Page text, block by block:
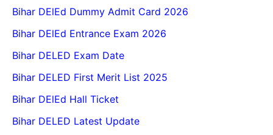
Bihar DElEd Dummy Admit Card 2026
Bihar DElEd Entrance Exam 2026
Bihar DELED Exam Date
Bihar DELED First Merit List 2025
Bihar DElEd Hall Ticket
Bihar DELED Latest Update